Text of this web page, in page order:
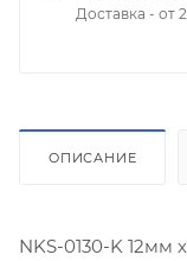
Доставка - от
ОПИСАНИЕ
NKS-0130-K 12мм